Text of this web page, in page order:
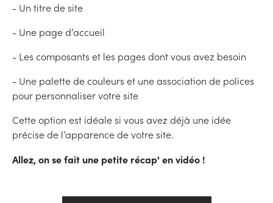
- Un titre de site
- Une page d’accueil
- Les composants et les pages dont vous avez besoin
- Une palette de couleurs et une association de polices
pour personnaliser votre site
Cette option est idéale si vous avez déjà une idée
précise de l’apparence de votre site.
Allez, on se fait une petite récap' en vidéo !